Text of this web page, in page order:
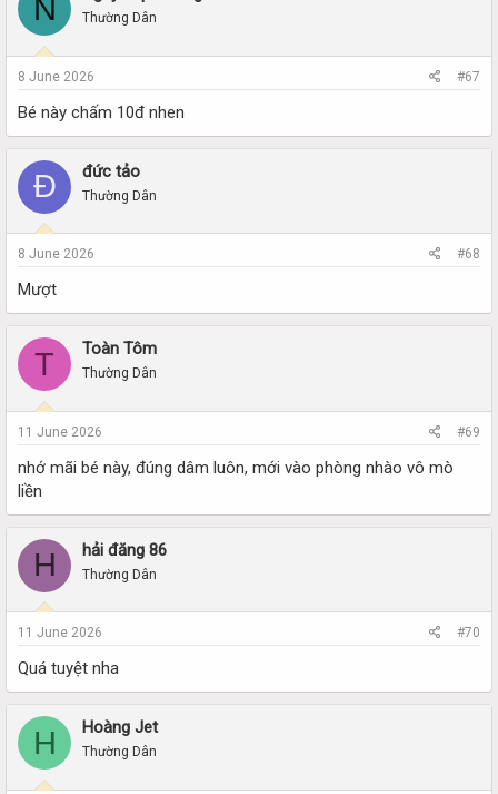
N Thường Dân
8 June 2026 #67
Bé này chấm 10đ nhen
Đ đức tảo
Thường Dân
8 June 2026 #68
Mượt
T Toàn Tôm
Thường Dân
11 June 2026 #69
nhớ mãi bé này, đúng dâm luôn, mới vào phòng nhào vô mò
liền
H hải đăng 86
Thường Dân
11 June 2026 #70
Quá tuyệt nha
H Hoàng Jet
Thường Dân